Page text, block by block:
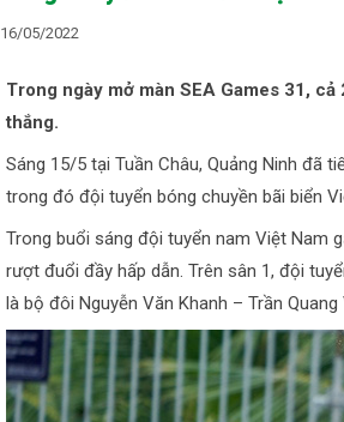
16/05/2022
Trong ngày mở màn SEA Games 31,
thắng.
Sáng 15/5 tại Tuần Châu, Quảng Ninh đã
trong đó đội tuyển bóng chuyền bãi biển
Trong buổi sáng đội tuyển nam Việt Nam
rượt đuổi đầy hấp dẫn. Trên sân 1, đội
là bộ đôi Nguyễn Văn Khanh – Trần Quang